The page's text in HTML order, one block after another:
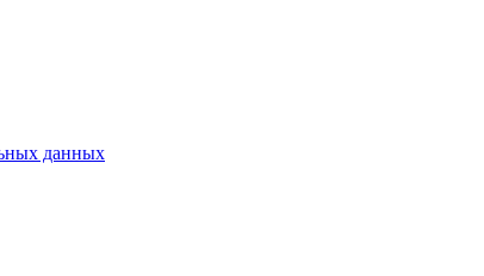
данных